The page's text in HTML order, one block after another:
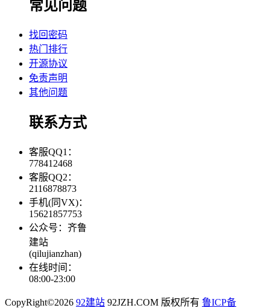
常见问题
找回密码
热门排行
开源协议
免责声明
其他问题
联系方式
客服QQ1：
778412468
客服QQ2：
2116878873
手机(同VX)：
15621857753
公众号：齐鲁
建站
(qilujianzhan)
在线时间：
08:00-23:00
CopyRight©2026 92建站 92JZH.COM 版权所有 鲁ICP备